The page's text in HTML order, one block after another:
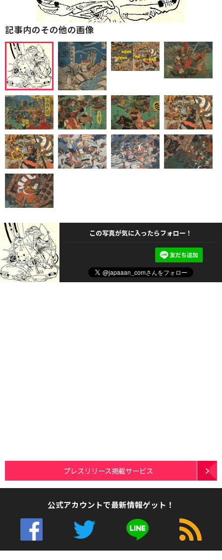
記事内のその他の画像
この写真が気に入ったらフォロー！
プレスリリース掲載サービス
公式アカウントで最新情報ゲット！